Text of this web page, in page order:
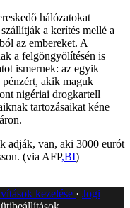
hálózatokat
a kerítés mellé a
az embereket. A
a felgöngyölítésén is
ismernek: az egyik
akik maguk
nigériai drogkartell
tartozásaikat kéne
adják, van, aki 3000 eurót
(via AFP,BI)
kezelése
Jogi